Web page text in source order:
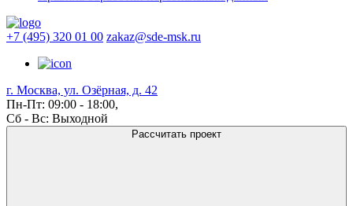
+7 (495) 320 01 00 zakaz@sde-msk.ru
г. Москва, ул. Озёрная, д. 42
Пн-Пт: 09:00 - 18:00,
Сб - Вс: Выходной
Рассчитать проект